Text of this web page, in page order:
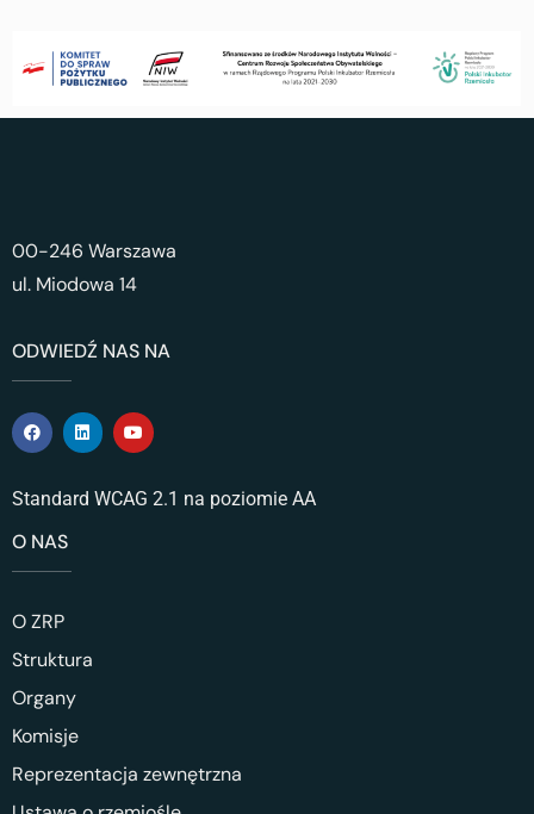
00-246 Warszawa
ul. Miodowa 14
ODWIEDŹ NAS NA
Standard WCAG 2.1 na poziomie AA
O NAS
O ZRP
Struktura
Organy
Komisje
Reprezentacja zewnętrzna